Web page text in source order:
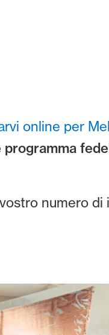
online per
programma
numero di